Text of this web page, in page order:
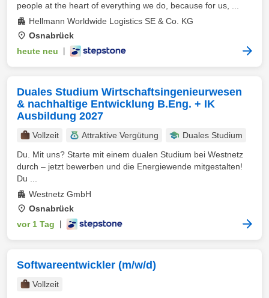
people at the heart of everything we do, because for us, ...
Hellmann Worldwide Logistics SE & Co. KG
Osnabrück
heute neu
Duales Studium Wirtschaftsingenieurwesen
& nachhaltige Entwicklung B.Eng. + IK
Ausbildung 2027
Vollzeit Attraktive Vergütung
Duales Studium
Du. Mit uns? Starte mit einem dualen Studium bei Westnetz
durch – jetzt bewerben und die Energiewende mitgestalten!
Du ...
Westnetz GmbH
Osnabrück
vor 1 Tag
Softwareentwickler (m/w/d)
Vollzeit